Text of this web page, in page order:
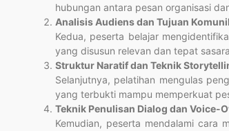
hubungan antara pesan organisasi
Analisis Audiens dan Tujuan
Kedua, peserta belajar
yang disusun relevan dan tepat
Struktur Naratif dan Teknik
Selanjutnya, pelatihan mengulas
yang terbukti mampu memperkuat
Teknik Penulisan Dialog dan Voice-
Kemudian, peserta mendalami cara